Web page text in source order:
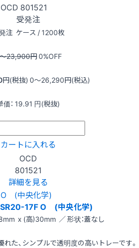
OCD 801521
受発注
注 ケース / 1200枚
23,900円0%OFF
円(税抜) 0〜26,290円(税込)
価： 19.91 円(税抜)
カートに入れる
OCD
801521
詳細を見る
17F O (中央化学)
x (高)30mm ／ 形状：蓋なし
た、シンプルで透明度の高いトレーです。